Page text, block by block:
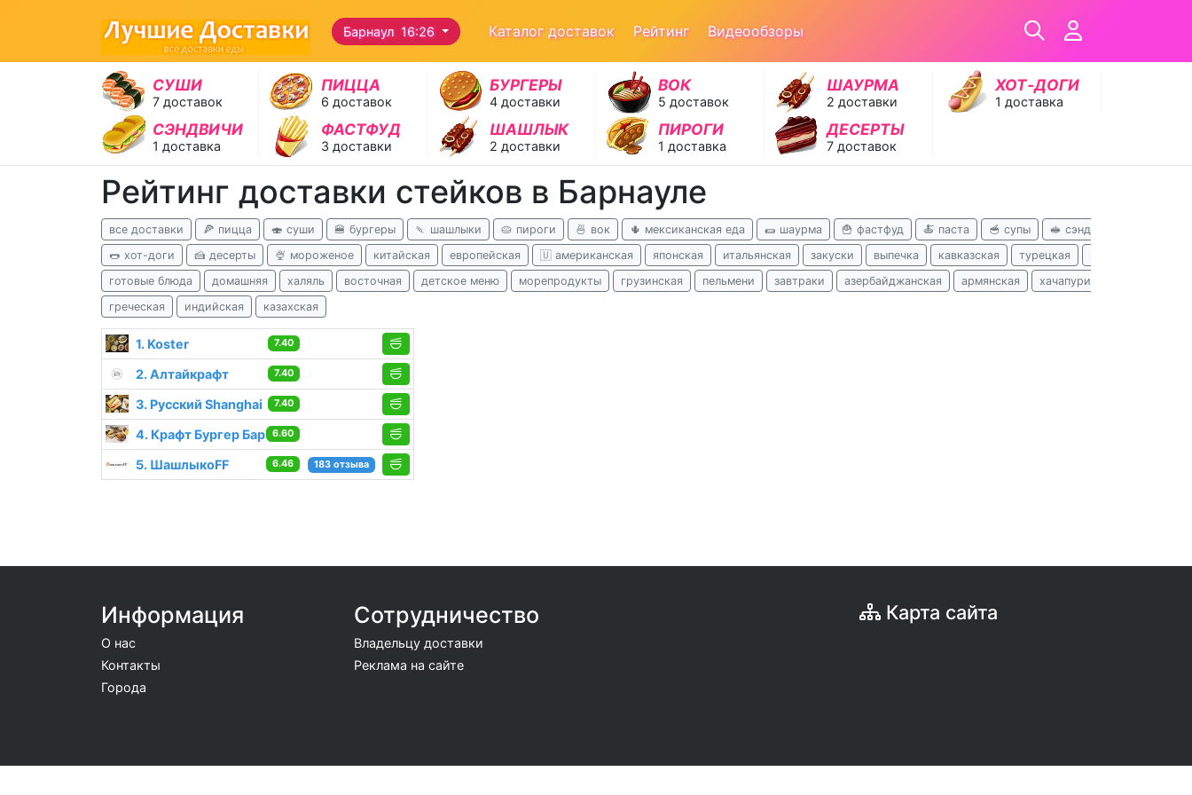
Барнаул 16:26 Каталог доставок Рейтинг Видеообзоры
СУШИ
7 доставок
ПИЦЦА
6 доставок
БУРГЕРЫ
4 доставки
ВОК
5 доставок
ШАУРМА
2 доставки
ХОТ‑ДОГИ
1 доставка
СЭНДВИЧИ
1 доставка
ФАСТФУД
3 доставки
ШАШЛЫК
2 доставки
ПИРОГИ
1 доставка
ДЕСЕРТЫ
7 доставок
Рейтинг доставки стейков в Барнауле
все доставки 🍕 пицца 🍣 суши 🍔 бургеры 🍡 шашлыки 🥧 пироги 🍜 вок 🌵 мексиканская еда 🌯 шаурма 🍟 фастфуд 🍝 паста 🥣 супы 🥪 сэндвичи
🌭 хот-доги
🍰 десерты 🍨 мороженое китайская европейская 🇺 американская японская итальянская закуски выпечка кавказская турецкая
готовые блюда
домашняя халяль восточная детское меню морепродукты грузинская пельмени завтраки азербайджанская армянская хачапури
греческая
индийская казахская
1. Koster 7.40
2. Алтайкрафт 7.40
3. Русский Shanghai 7.40
4. Крафт Бургер Бар 6.60
5. ШашлыкоFF 6.46 183 отзыва
Информация
О нас
Контакты
Города
Сотрудничество
Владельцу доставки
Реклама на сайте
Карта сайта